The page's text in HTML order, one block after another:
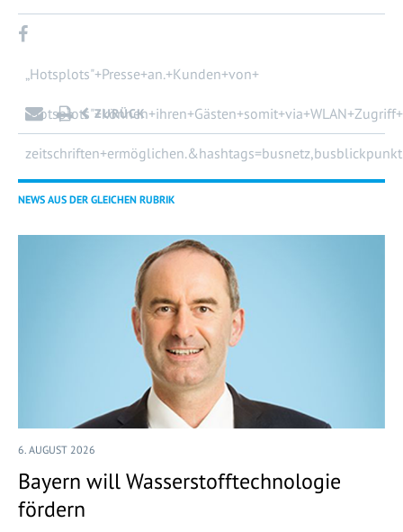
„Hotsplots"+Presse+an.+Kunden+von+
ZURÜCK
NEWS AUS DER GLEICHEN RUBRIK
6. AUGUST 2026
Bayern will Wasserstofftechnologie
fördern